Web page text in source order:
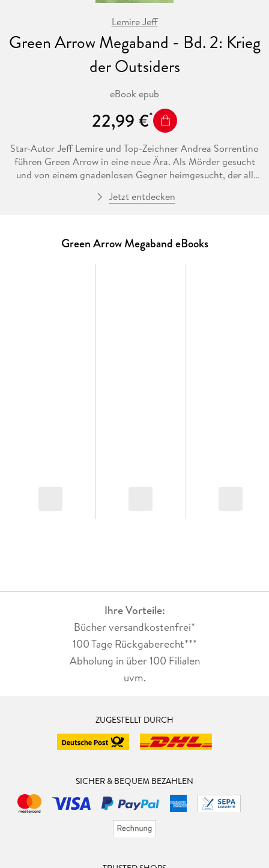
Lemire Jeff
Green Arrow Megaband - Bd. 2: Krieg
der Outsiders
eBook epub
22,99 €
Star-Autor Jeff Lemire und Top-Zeichner Andrea Sorrentino
führen Green Arrow in eine neue Ära. Als Mörder gesucht
und von einem gnadenlosen Gegner heimgesucht, der all
es Probleme gibt, auf die er nicht vorbereitet ist! Das gilt
Jetzt entdecken
Green Arrow Megaband eBooks
Ihre Vorteile:
Bücher versandkostenfrei*
100 Tage Rückgaberecht***
Abholung in über 100 Filialen
uvm.
ZUGESTELLT DURCH
SICHER & BEQUEM BEZAHLEN